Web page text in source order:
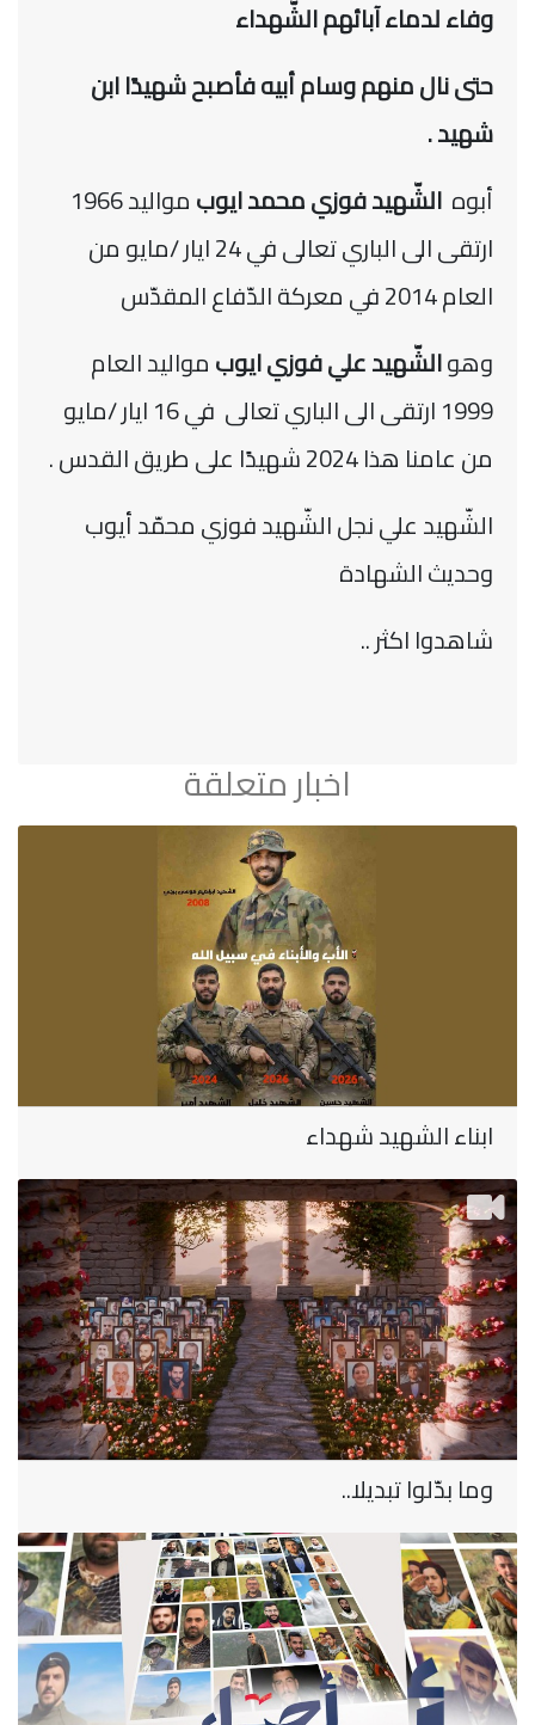
وفاء لدماء آبائهم الشّهداء
حتى نال منهم وسام أبيه فأصبح شهيدًا ابن
شهيد .
أبوه الشّهيد فوزي محمد ايوب
مواليد 1966
ارتقى الى الباري تعالى في 24 ايار /مايو من
العام 2014 في معركة الدّفاع المقدّس
وهوالشّهيد علي فوزي ايوبمواليد العام
1999 ارتقى الى الباري تعالى في 16 ايار /مايو
من عامنا هذا 2024 شهيدًا على طريق القدس .
الشّهيد علي نجل الشّهيد فوزي محمّد أيوب
وحديث الشهادة
شاهدوا اكثر ..
اخبار متعلقة
ابناء الشهيد شهداء
وما بدّلوا تبديلا..